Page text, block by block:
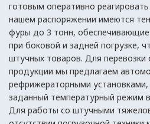
готовым оперативно
нашем распоряжении имеются
фуры до 3 тонн, обеспечивающие
при боковой и задней погрузке,
штучных товаров. Для перевозки
продукции мы предлагаем
рефрижераторными
заданный температурный режим
Для работы со штучными